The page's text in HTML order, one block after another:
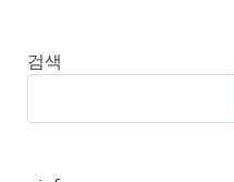
천
사
검색